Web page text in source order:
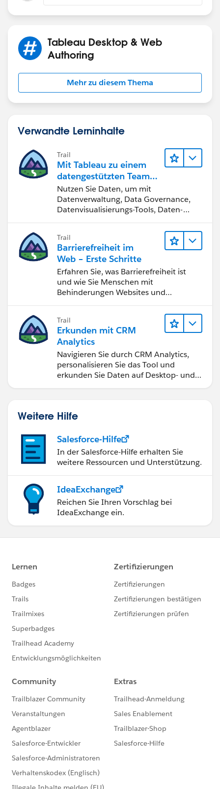
Tableau Desktop & Web
Authoring
Mehr zu diesem Thema
Verwandte Lerninhalte
Trail
Mit Tableau zu einem
datengestützten Team
werden
Nutzen Sie Daten, um mit
Datenverwaltung, Data Governance,
Datenvisualisierungs-Tools, Daten-
bessere Geschäftsergebnisse zu
erzielen.
Trail
Barrierefreiheit im
Web – Erste Schritte
Erfahren Sie, was Barrierefreiheit ist
und wie Sie Menschen mit
Behinderungen Websites und
Trail
Erkunden mit CRM
Analytics
Navigieren Sie durch CRM Analytics,
personalisieren Sie das Tool und
erkunden Sie Daten auf Desktop- und
Weitere Hilfe
Salesforce-Hilfe
In der Salesforce-Hilfe erhalten Sie
weitere Ressourcen und Unterstützung.
IdeaExchange
Reichen Sie Ihren Vorschlag bei
IdeaExchange ein.